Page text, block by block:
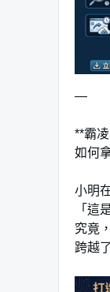
—
**霸
如何
小明
「這
究竟
跨越